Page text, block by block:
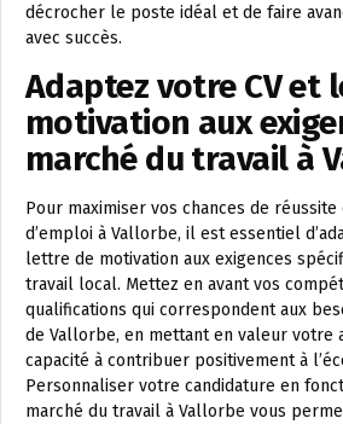
décrocher le poste idéal et de faire
avec succès.
Adaptez votre CV et
motivation aux
marché du travail à
Pour maximiser vos chances de
d’emploi à Vallorbe, il est essentiel
lettre de motivation aux exigences
travail local. Mettez en avant vos
qualifications qui correspondent aux
de Vallorbe, en mettant en valeur votre
capacité à contribuer positivement à
Personnaliser votre candidature en
marché du travail à Vallorbe vous